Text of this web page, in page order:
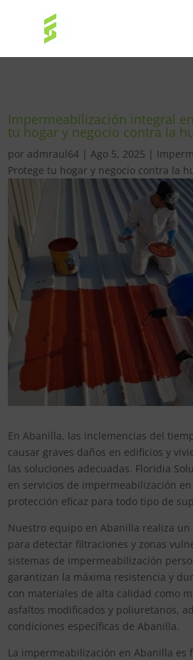
Impermeabilización integral
tu hogar y negocio contra la
por admraul64 |Ago 5, 2025 |
Protege tu hogar y negocio contra la
En Abanilla, las inclemencias del
causar graves daños en edificios y
las soluciones adecuadas. Floridia
en servicios de impermeabilización
protección eficaz para todo tipo de
Nuestro equipo en Abanilla realiza
para detectar filtraciones y zonas
sistemas de impermeabilización
garantizan la máxima resistencia y
con materiales de alta calidad como
asfaltos modificados y poliuretanos,
condiciones específicas de Abanilla.
La impermeabilización en Abanilla